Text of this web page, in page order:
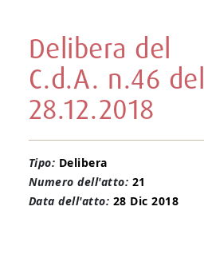
Delibera del
C.d.A. n.46 del
28.12.2018
Tipo: Delibera
Numero dell'atto: 21
Data dell'atto: 28 Dic 2018